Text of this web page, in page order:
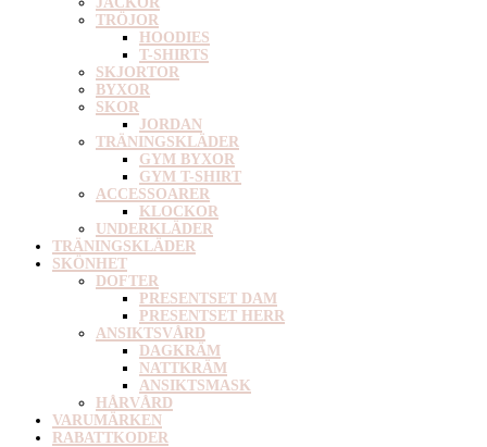
TRÖJOR
HOODIES
T-SHIRTS
SKJORTOR
BYXOR
SKOR
JORDAN
TRÄNINGSKLÄDER
GYM BYXOR
GYM T-SHIRT
ACCESSOARER
KLOCKOR
UNDERKLÄDER
TRÄNINGSKLÄDER
SKÖNHET
DOFTER
PRESENTSET DAM
PRESENTSET HERR
ANSIKTSVÅRD
DAGKRÄM
NATTKRÄM
ANSIKTSMASK
HÅRVÅRD
VARUMÄRKEN
RABATTKODER